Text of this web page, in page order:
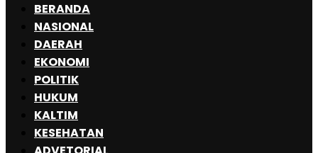
BERANDA
NASIONAL
DAERAH
EKONOMI
POLITIK
HUKUM
KALTIM
KESEHATAN